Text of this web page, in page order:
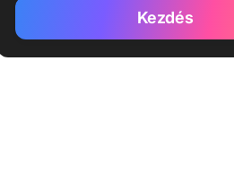
Kezdés